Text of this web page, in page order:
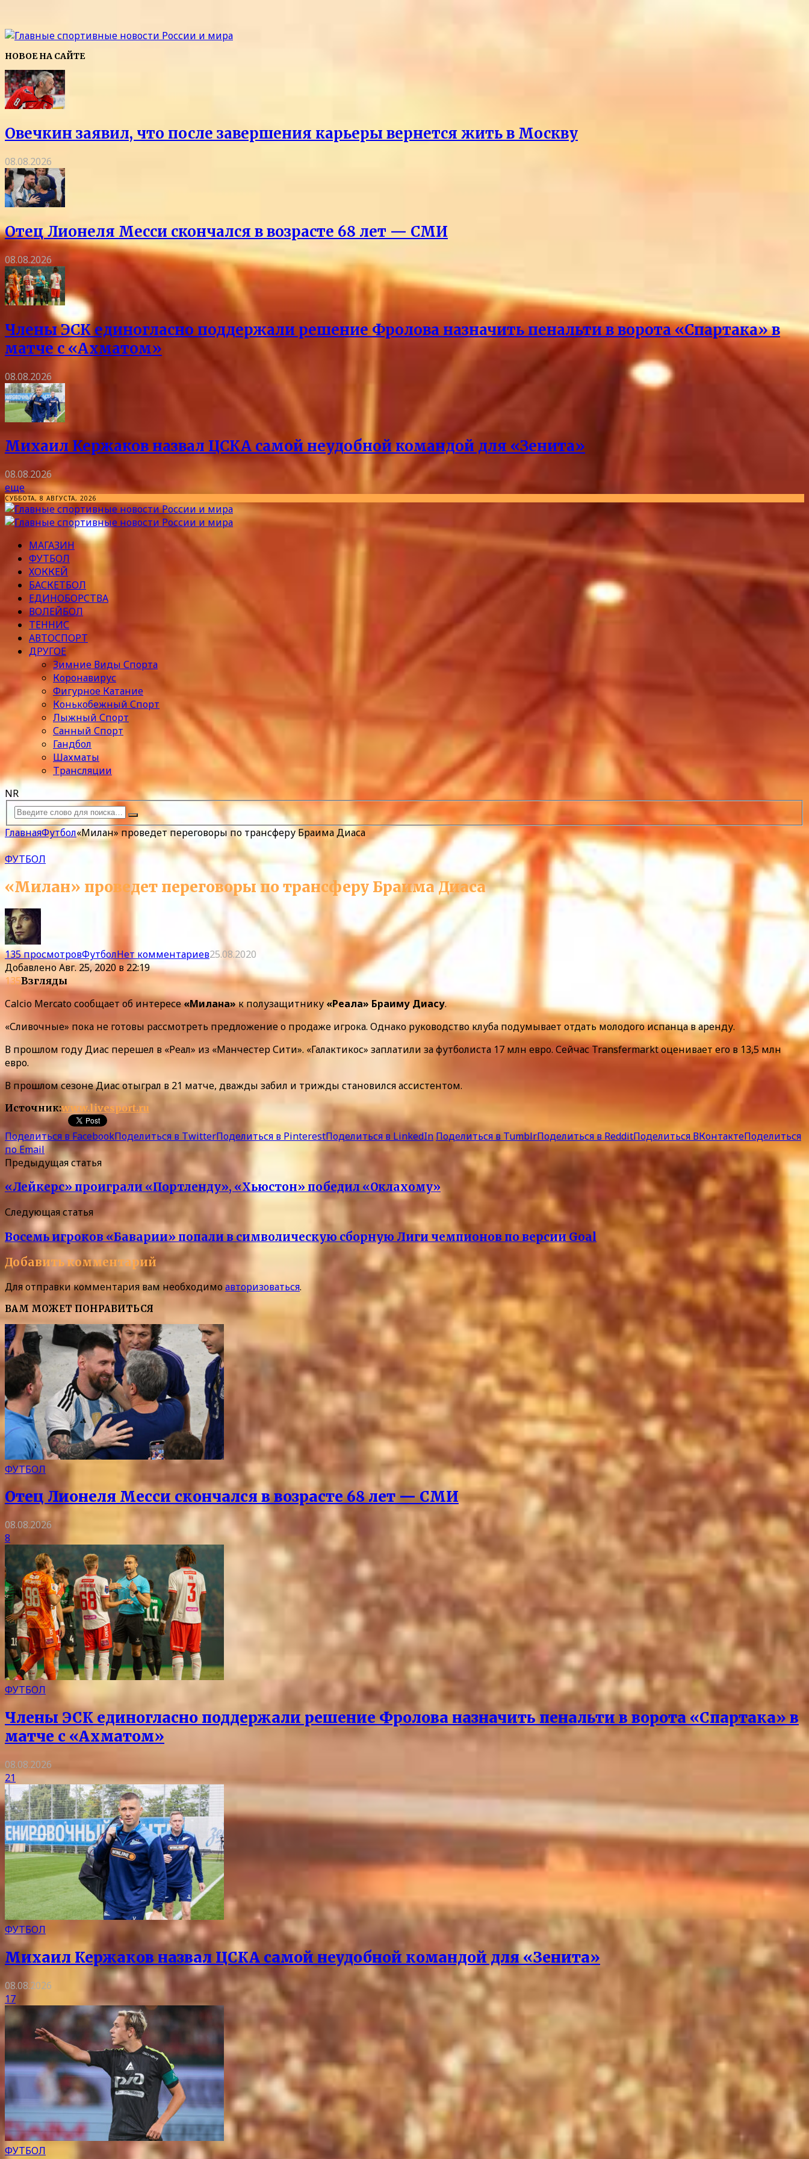
НОВОЕ НА САЙТЕ
Овечкин заявил, что после завершения карьеры вернется жить в Москву
08.08.2026
Отец Лионеля Месси скончался в возрасте 68 лет — СМИ
08.08.2026
Члены ЭСК единогласно поддержали решение Фролова назначить пенальти в ворота «Спартака» в
матче с «Ахматом»
08.08.2026
Михаил Кержаков назвал ЦСКА самой неудобной командой для «Зенита»
08.08.2026
еще
СУББОТА, 8 АВГУСТА, 2026
МАГАЗИН
ФУТБОЛ
ХОККЕЙ
БАСКЕТБОЛ
ЕДИНОБОРСТВА
ВОЛЕЙБОЛ
ТЕННИС
АВТОСПОРТ
ДРУГОЕ
Зимние Виды Спорта
Коронавирус
Фигурное Катание
Конькобежный Спорт
Лыжный Спорт
Санный Спорт
Гандбол
Шахматы
Трансляции
NR
ГлавнаяФутбол«Милан» проведет переговоры по трансферу Браима Диаса
ФУТБОЛ
«Милан» проведет переговоры по трансферу Браима Диаса
135 просмотровФутболНет комментариев25.08.2020
ДобавленоАвг. 25, 2020 в 22:19
135Взгляды
Calcio Mercato сообщает об интересе«Милана»к полузащитнику «Реала» Браиму Диасу.
«Сливочные» пока не готовы рассмотреть предложение о продаже игрока. Однако руководство клуба подумывает отдать молодого испанца в аренду.
В прошлом году Диас перешел в «Реал» из «Манчестер Сити». «Галактикос» заплатили за футболиста 17 млн евро. Сейчас Transfermarkt оценивает его в 13,5 млн
евро.
В прошлом сезоне Диас отыграл в 21 матче, дважды забил и трижды становился ассистентом.
Источник:www.livesport.ru
Поделиться в FacebookПоделиться в TwitterПоделиться в PinterestПоделиться в LinkedIn Поделиться в TumblrПоделиться в RedditПоделиться ВКонтактеПоделиться
по Email
Предыдущая статья
«Лейкерс» проиграли «Портленду», «Хьюстон» победил «Оклахому»
Следующая статья
Восемь игроков «Баварии» попали в символическую сборную Лиги чемпионов по версии Goal
Добавить комментарий
Для отправки комментария вам необходимоавторизоваться.
ВАМ МОЖЕТ ПОНРАВИТЬСЯ
ФУТБОЛ
Отец Лионеля Месси скончался в возрасте 68 лет — СМИ
08.08.2026
8
ФУТБОЛ
Члены ЭСК единогласно поддержали решение Фролова назначить пенальти в ворота «Спартака» в
матче с «Ахматом»
08.08.2026
21
ФУТБОЛ
Михаил Кержаков назвал ЦСКА самой неудобной командой для «Зенита»
08.08.2026
17
ФУТБОЛ